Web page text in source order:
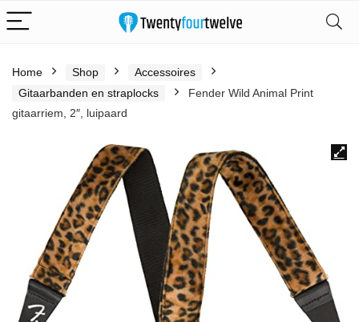
Home Shop
Accessoires
Gitaarbanden en straplocks
Fender Wild Animal Print
gitaarriem, 2″, luipaard